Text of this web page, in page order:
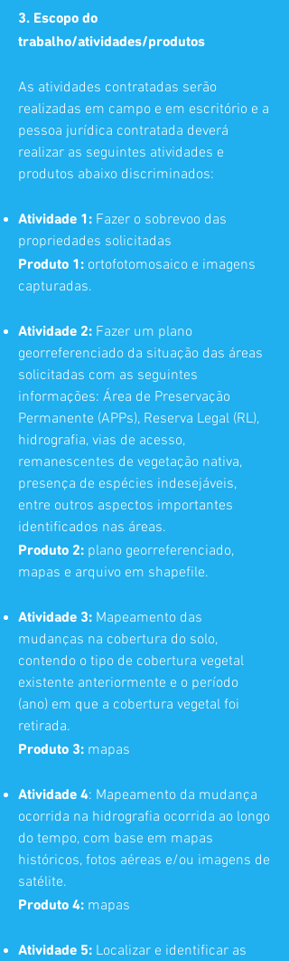
3. Escopo do
trabalho/atividades/produtos
As atividades contratadas serão
realizadas em campo e em escritório e a
pessoa jurídica contratada deverá
realizar as seguintes atividades e
produtos abaixo discriminados:
Atividade 1: Fazer o sobrevoo das
propriedades solicitadas
Produto 1: ortofotomosaico e imagens
capturadas.
Atividade 2: Fazer um plano
georreferenciado da situação das áreas
solicitadas com as seguintes
informações: Área de Preservação
Permanente (APPs), Reserva Legal (RL),
hidrografia, vias de acesso,
remanescentes de vegetação nativa,
presença de espécies indesejáveis,
entre outros aspectos importantes
identificados nas áreas.
Produto 2: plano georreferenciado,
mapas e arquivo em shapefile.
Atividade 3: Mapeamento das
mudanças na cobertura do solo,
contendo o tipo de cobertura vegetal
existente anteriormente e o período
(ano) em que a cobertura vegetal foi
retirada.
Produto 3: mapas
Atividade 4: Mapeamento da mudança
ocorrida na hidrografia ocorrida ao longo
do tempo, com base em mapas
históricos, fotos aéreas e/ou imagens de
satélite.
Produto 4: mapas
Atividade 5: Localizar e identificar as